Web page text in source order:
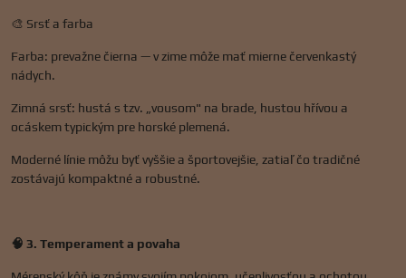
🎨 Srsť a farba
Farba: prevažne čierna — v zime môže mať mierne červenkastý
nádych.
Zimná srsť: hustá s tzv. „vousom" na brade, hustou hřívou a
ocáskem typickým pre horské plemená.
Moderné línie môžu byť vyššie a športovejšie, zatiaľ čo tradičné
zostávajú kompaktné a robustné.
🧠 3. Temperament a povaha